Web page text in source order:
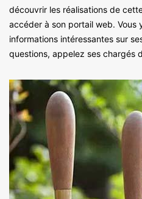
découvrir les réalisations de
accéder à son portail web. Vous
informations intéressantes sur
questions, appelez ses chargés